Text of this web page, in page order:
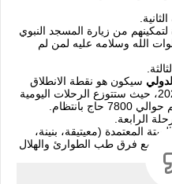
لتمكينهم من زيارة المسجد النبوي
الله وسلامه عليه لمن لم
سيكون هو نقطة الانطلاق
الرئيسية لكافة رحلات العودة لعام 2026، حيث ستتوزع الرحلات اليومية
بانتظام.
الرابعة.
المعتمدة (معيتيقة، بنينة،
مع فرق طب الطوارئ والهلال